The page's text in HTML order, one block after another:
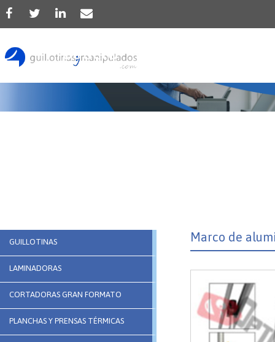
Producto
GUILLOTINAS
LAMINADORAS
CORTADORAS GRAN FORMATO
PLANCHAS Y PRENSAS TÉRMICAS
Marco de